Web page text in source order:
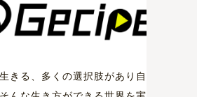
きる、多くの選択肢があり自ら選ぶ